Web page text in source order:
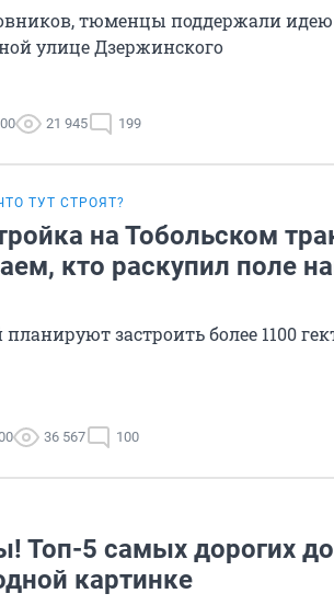
тюменцы поддержали
улице Дзержинского
21 945 199
ТУТ СТРОЯТ?
на Тобольском
кто раскупил поле
застроить более 1100
36 567 100
Топ-5 самых дорогих
картинке